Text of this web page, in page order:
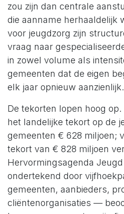
zou zijn dan centrale
die aanname herhaaldelijk
voor jeugdzorg zijn
vraag naar
in zowel volume als
gemeenten dat de eigen
elk jaar opnieuw aanzienlijk.
De tekorten lopen hoog
het landelijke tekort op de
gemeenten € 628 miljoen;
tekort van € 828 miljoen
Hervormingsagenda
ondertekend door
gemeenten, aanbieders,
cliëntenorganisaties —